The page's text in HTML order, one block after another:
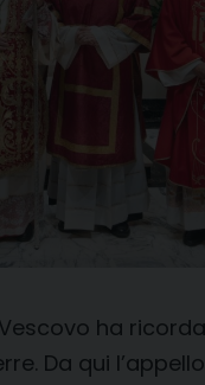
ha
Da qui